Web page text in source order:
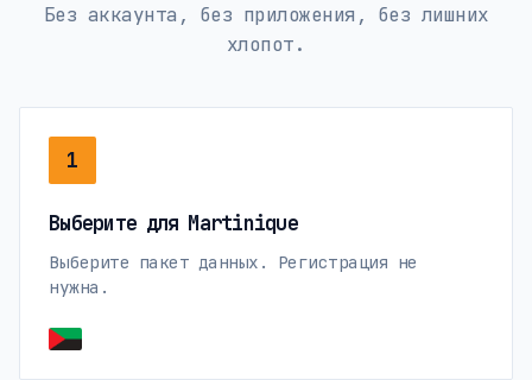
Без аккаунта, без приложения, без лишних
хлопот.
1
Выберите для Martinique
Выберите пакет данных. Регистрация не
нужна.